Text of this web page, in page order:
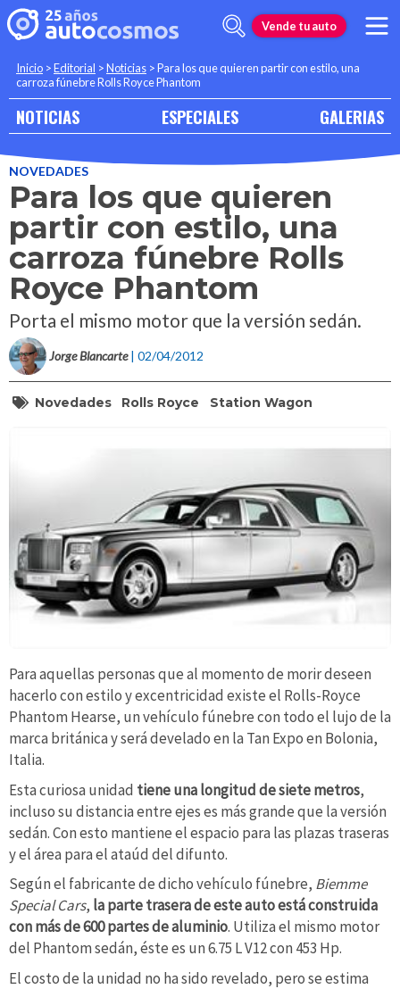
Vende tu auto
Inicio >Editorial >Noticias >Para los que quieren partir con estilo, una
carroza fúnebre Rolls Royce Phantom
NOTICIAS ESPECIALES GALERIAS
NOVEDADES
Para los que quieren
partir con estilo, una
carroza fúnebre Rolls
Royce Phantom
Porta el mismo motor que la versión sedán.
Jorge Blancarte | 02/04/2012
Novedades Rolls Royce Station Wagon
Para aquellas personas que al momento de morir deseen
hacerlo con estilo y excentricidad existe el Rolls-Royce
Phantom Hearse, un vehículo fúnebre con todo el lujo de la
marca británica y será develado en la Tan Expo en Bolonia,
Italia.
Esta curiosa unidad tiene una longitud de siete metros,
incluso su distancia entre ejes es más grande que la versión
sedán. Con esto mantiene el espacio para las plazas traseras
y el área para el ataúd del difunto.
Según el fabricante de dicho vehículo fúnebre, Biemme
Special Cars, la parte trasera de este auto está construida
con más de 600 partes de aluminio. Utiliza el mismo motor
del Phantom sedán, éste es un 6.75 L V12 con 453 Hp.
El costo de la unidad no ha sido revelado, pero se estima